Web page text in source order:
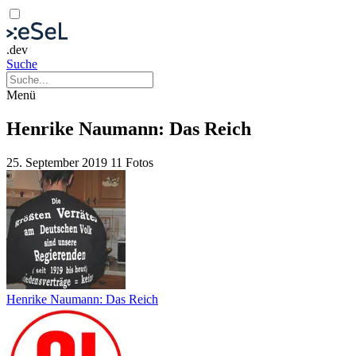
.dev
Suche
Menü
Henrike Naumann: Das Reich
25. September 2019 11 Fotos
Henrike Naumann: Das Reich